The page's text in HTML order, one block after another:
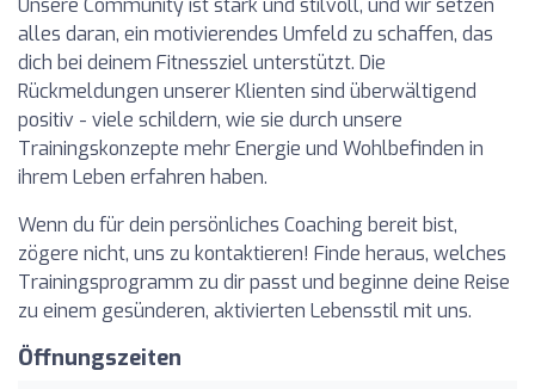
Unsere Community ist stark und stilvoll, und wir setzen
alles daran, ein motivierendes Umfeld zu schaffen, das
dich bei deinem Fitnessziel unterstützt. Die
Rückmeldungen unserer Klienten sind überwältigend
positiv - viele schildern, wie sie durch unsere
Trainingskonzepte mehr Energie und Wohlbefinden in
ihrem Leben erfahren haben.
Wenn du für dein persönliches Coaching bereit bist,
zögere nicht, uns zu kontaktieren! Finde heraus, welches
Trainingsprogramm zu dir passt und beginne deine Reise
zu einem gesünderen, aktivierten Lebensstil mit uns.
Öffnungszeiten